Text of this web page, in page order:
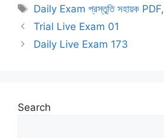
Tags
Daily Exam প্রস্তুতি সহায়ক PDF,
Trial Live Exam 01
Daily Live Exam 173
Search